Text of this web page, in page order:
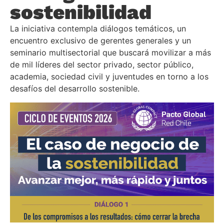
sostenibilidad
La iniciativa contempla diálogos temáticos, un
encuentro exclusivo de gerentes generales y un
seminario multisectorial que buscará movilizar a más
de mil líderes del sector privado, sector público,
academia, sociedad civil y juventudes en torno a los
desafíos del desarrollo sostenible.